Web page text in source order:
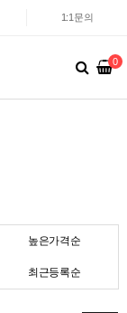
1:1문의
0
높은가격순
최근등록순